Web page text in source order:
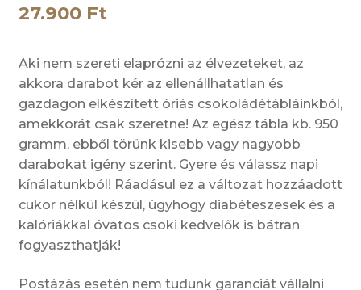
27.900 Ft
Aki nem szereti elaprózni az élvezeteket, az
akkora darabot kér az ellenállhatatlan és
gazdagon elkészített óriás csokoládétábláinkból,
amekkorát csak szeretne! Az egész tábla kb. 950
gramm, ebből törünk kisebb vagy nagyobb
darabokat igény szerint. Gyere és válassz napi
kínálatunkból! Ráadásul ez a változat hozzáadott
cukor nélkül készül, úgyhogy diabéteszesek és a
kalóriákkal óvatos csoki kedvelők is bátran
fogyaszthatják!
Postázás esetén nem tudunk garanciát vállalni